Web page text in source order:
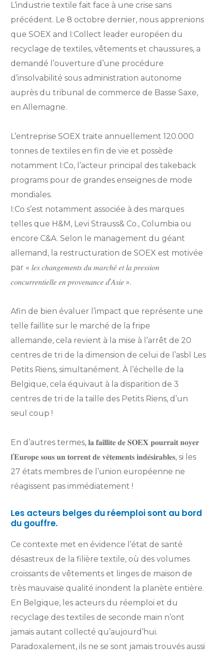
L’industrie textile fait face à une crise sans
précédent. Le 8 octobre dernier, nous apprenions
que SOEX and I:Collect leader européen du
recyclage de textiles, vêtements et chaussures, a
demandé l’ouverture d’une procédure
d’insolvabilité sous administration autonome
auprès du tribunal de commerce de Basse Saxe,
en Allemagne.
L’entreprise SOEX traite annuellement 120.000
tonnes de textiles en fin de vie et possède
notamment I:Co, l’acteur principal des takeback
programs pour de grandes enseignes de mode
mondiales.
I:Co s’est notamment associée à des marques
telles que H&M, Levi Strauss& Co., Columbia ou
encore C&A. Selon le management du géant
allemand, la restructuration de SOEX est motivée
par « 𝑙𝑒𝑠 𝑐ℎ𝑎𝑛𝑔𝑒𝑚𝑒𝑛𝑡𝑠 𝑑𝑢 𝑚𝑎𝑟𝑐ℎ𝑒́ 𝑒𝑡 𝑙𝑎 𝑝𝑟𝑒𝑠𝑠𝑖𝑜𝑛
𝑐𝑜𝑛𝑐𝑢𝑟𝑟𝑒𝑛𝑡𝑖𝑒𝑙𝑙𝑒 𝑒𝑛 𝑝𝑟𝑜𝑣𝑒𝑛𝑎𝑛𝑐𝑒 𝑑’𝐴𝑠𝑖𝑒 ».
Afin de bien évaluer l’impact que représente une
telle faillite sur le marché de la fripe
allemande, cela revient à la mise à l’arrêt de 20
centres de tri de la dimension de celui de l’asbl Les
Petits Riens, simultanément. À l’échelle de la
Belgique, cela équivaut à la disparition de 3
centres de tri de la taille des Petits Riens, d’un
seul coup !
En d’autres termes, 𝐥𝐚 𝐟𝐚𝐢𝐥𝐥𝐢𝐭𝐞 𝐝𝐞 𝐒𝐎𝐄𝐗 𝐩𝐨𝐮𝐫𝐫𝐚𝐢𝐭 𝐧𝐨𝐲𝐞𝐫
𝐥’𝐄𝐮𝐫𝐨𝐩𝐞 𝐬𝐨𝐮𝐬 𝐮𝐧 𝐭𝐨𝐫𝐫𝐞𝐧𝐭 𝐝𝐞 𝐯𝐞̂𝐭𝐞𝐦𝐞𝐧𝐭𝐬 𝐢𝐧𝐝𝐞́𝐬𝐢𝐫𝐚𝐛𝐥𝐞𝐬, si les
27 états membres de l’union européenne ne
réagissent pas immédiatement !
Les acteurs belges du réemploi sont au bord
du gouffre.
Ce contexte met en évidence l’état de santé
désastreux de la filière textile, où des volumes
croissants de vêtements et linges de maison de
très mauvaise qualité inondent la planète entière.
En Belgique, les acteurs du réemploi et du
recyclage des textiles de seconde main n’ont
jamais autant collecté qu’aujourd’hui.
Paradoxalement, ils ne se sont jamais trouvés aussi